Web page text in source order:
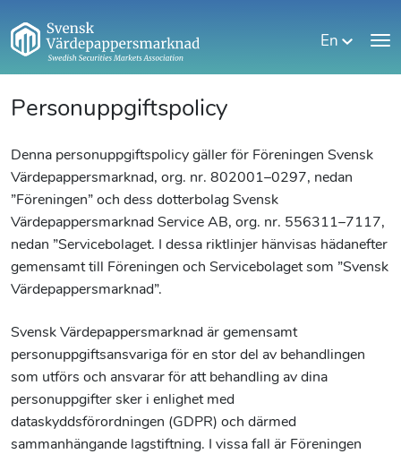
En
Personuppgiftspolicy
Denna personuppgiftspolicy gäller för Föreningen Svensk
Värdepappersmarknad, org. nr. 802001–0297, nedan
”Föreningen” och dess dotterbolag Svensk
Värdepappersmarknad Service AB, org. nr. 556311–7117,
nedan ”Servicebolaget. I dessa riktlinjer hänvisas hädanefter
gemensamt till Föreningen och Servicebolaget som ”Svensk
Värdepappersmarknad”.
Svensk Värdepappersmarknad är gemensamt
personuppgiftsansvariga för en stor del av behandlingen
som utförs och ansvarar för att behandling av dina
personuppgifter sker i enlighet med
dataskyddsförordningen (GDPR) och därmed
sammanhängande lagstiftning. I vissa fall är Föreningen